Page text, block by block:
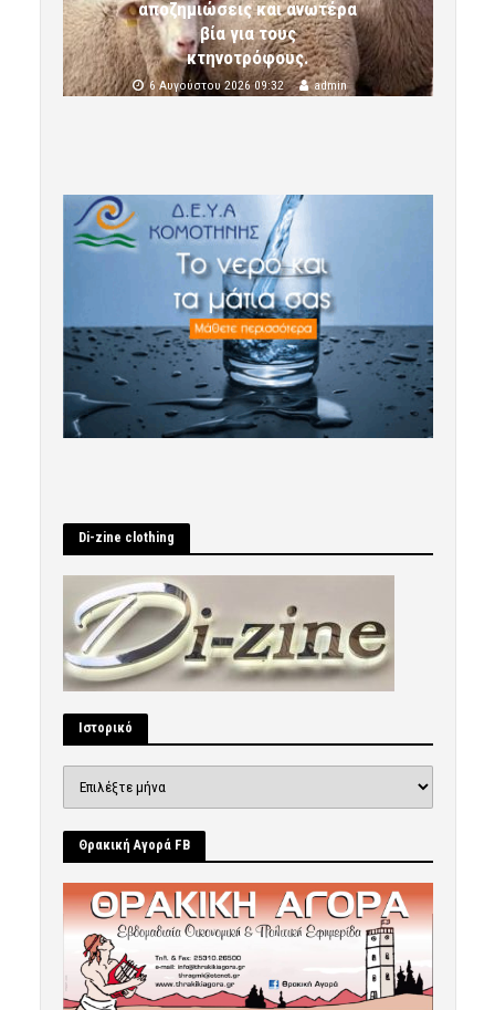
αποζημιώσεις και ανωτέρα
βία για τους
κτηνοτρόφους.
6 Αυγούστου 2026 09:32 admin
Di-zine clothing
Ιστορικό
Θρακική Αγορά FB